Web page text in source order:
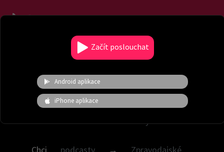
Vyladěné hudební nálady
Chci nálady → Česká hudba Audioknihy
Žánrové Novinky Moje
nálady Energické Zvuky a ruchy
V.I.P. Pohádky
Začít poslouchat
Android aplikace
iPhone aplikace